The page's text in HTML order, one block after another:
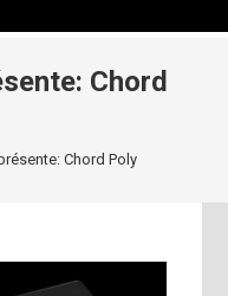
Chord
Chord Poly